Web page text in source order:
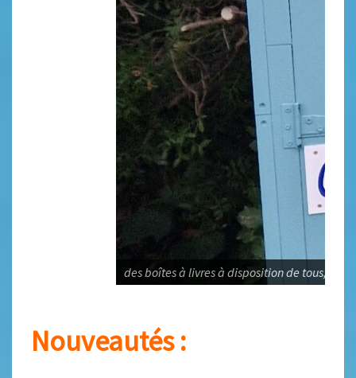
des boîtes à livres à disposition de tous,
Nouveautés :